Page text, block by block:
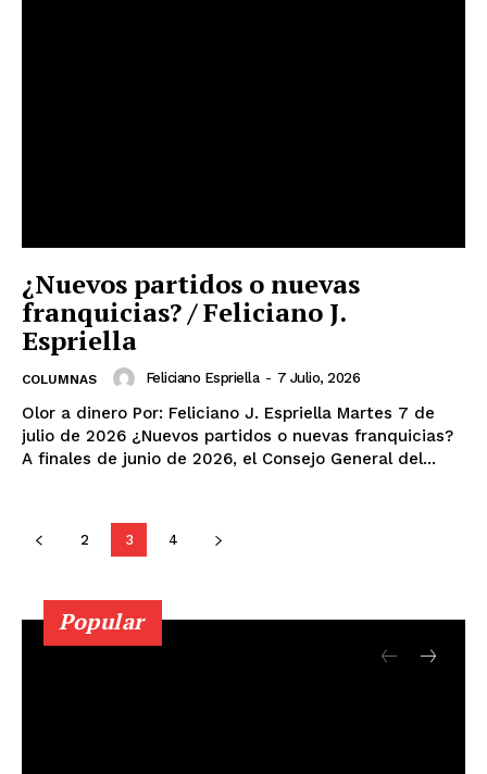
¿Nuevos partidos o nuevas
franquicias? / Feliciano J.
Espriella
COLUMNAS Feliciano Espriella - 7 Julio, 2026
Olor a dinero Por: Feliciano J. Espriella Martes 7 de
julio de 2026 ¿Nuevos partidos o nuevas franquicias?
A finales de junio de 2026, el Consejo General del...
2 3 4
Popular